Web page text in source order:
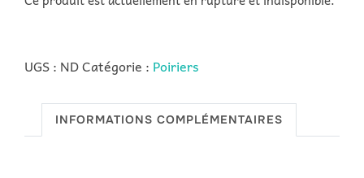
UGS : NDCatégorie : Poiriers
INFORMATIONS COMPLÉMENTAIRES